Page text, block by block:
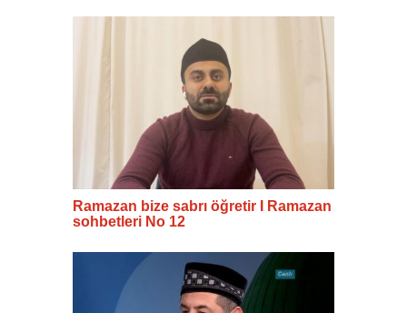
Ramazan bize sabrı öğretir I Ramazan
sohbetleri No 12